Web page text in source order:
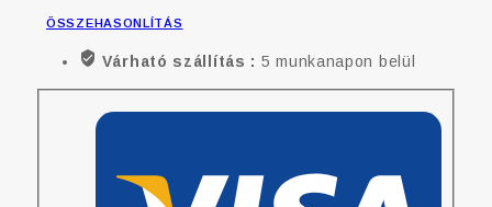
ÖSSZEHASONLÍTÁS
Várható szállítás : 5 munkanapon belül